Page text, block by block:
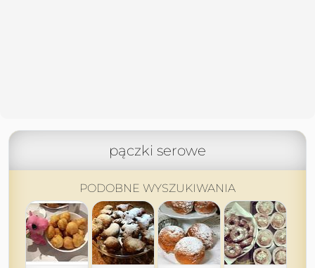
pączki serowe
PODOBNE WYSZUKIWANIA